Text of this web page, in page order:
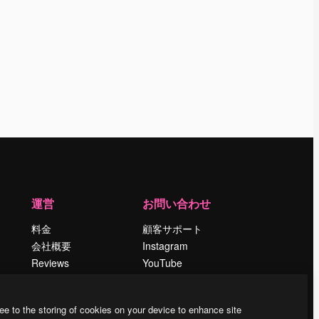
運営
料金
会社概要
Reviews
ブログ
お問い合わせ
顧客サポート
Instagram
YouTube
Discord
to the storing of cookies on your device to enhance site